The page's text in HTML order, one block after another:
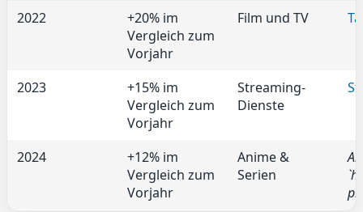
2022
+20% im
Vergleich zum
Vorjahr
Film und TV
2023
+15% im
Vergleich zum
Vorjahr
Streaming-
Dienste
2024
+12% im
Vergleich zum
Vorjahr
Anime &
Serien